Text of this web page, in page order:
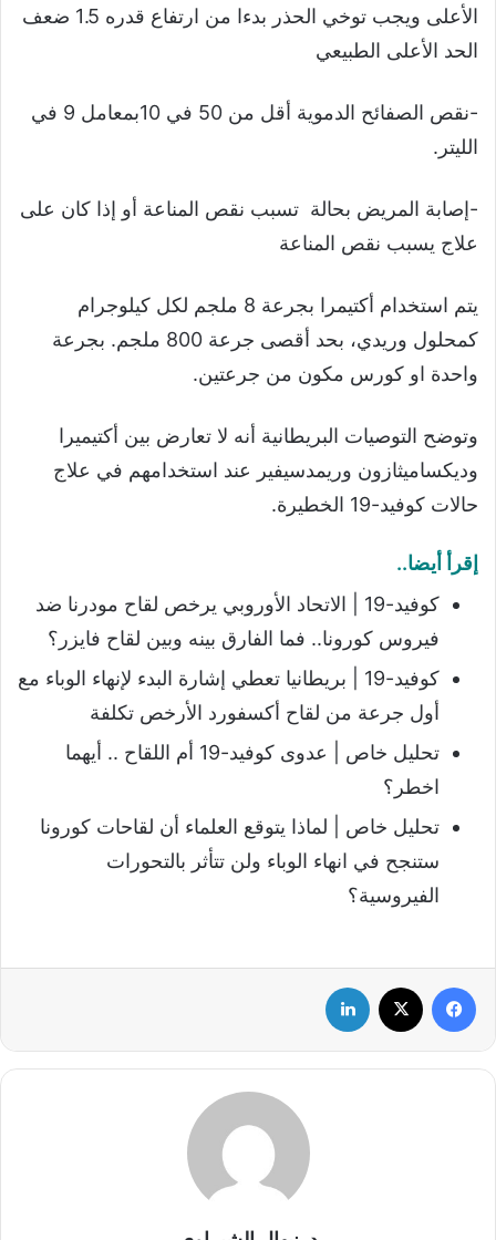
الأعلى ويجب توخي الحذر بدءا من ارتفاع قدره 1.5 ضعف
الحد الأعلى الطبيعي
-نقص الصفائح الدموية أقل من 50 في 10بمعامل 9 في
الليتر.
-إصابة المريض بحالة تسبب نقص المناعة أو إذا كان على
علاج يسبب نقص المناعة
يتم استخدام أكتيمرا بجرعة 8 ملجم لكل كيلوجرام
كمحلول وريدي، بحد أقصى جرعة 800 ملجم. بجرعة
واحدة او كورس مكون من جرعتين.
وتوضح التوصيات البريطانية أنه لا تعارض بين أكتيميرا
وديكساميثازون وريمدسيفير عند استخدامهم في علاج
حالات كوفيد-19 الخطيرة.
إقرأ أيضا..
كوفيد-19 | الاتحاد الأوروبي يرخص لقاح مودرنا ضد
فيروس كورونا.. فما الفارق بينه وبين لقاح فايزر؟
كوفيد-19 | بريطانيا تعطي إشارة البدء لإنهاء الوباء مع
أول جرعة من لقاح أكسفورد الأرخص تكلفة
تحليل خاص | عدوى كوفيد-19 أم اللقاح .. أيهما
اخطر؟
تحليل خاص | لماذا يتوقع العلماء أن لقاحات كورونا
ستنجح في انهاء الوباء ولن تتأثر بالتحورات
الفيروسية؟